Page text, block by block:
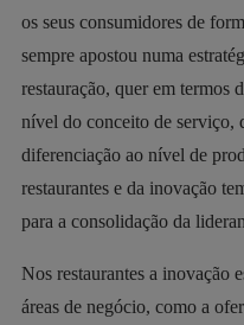
os seus consumidores de
sempre apostou numa
restauração, quer em termos
nível do conceito de serviço,
diferenciação ao nível de
restaurantes e da inovação
para a consolidação da
Nos restaurantes a inovação
áreas de negócio, como a